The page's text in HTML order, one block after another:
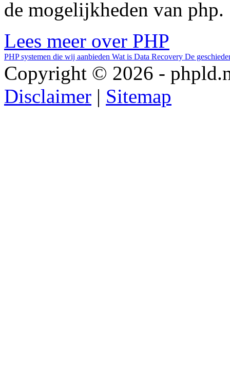
de mogelijkheden van php.
Lees meer over PHP
PHP systemen die wij aanbieden Wat is Data Recovery De
Copyright © 2026 -
Disclaimer | Sitemap